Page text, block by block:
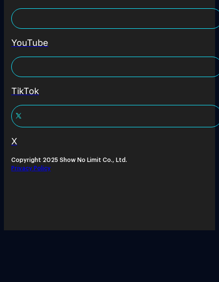
YouTube
TikTok
X
Copyright 2025 Show No Limit Co., Ltd.
Privacy Policy